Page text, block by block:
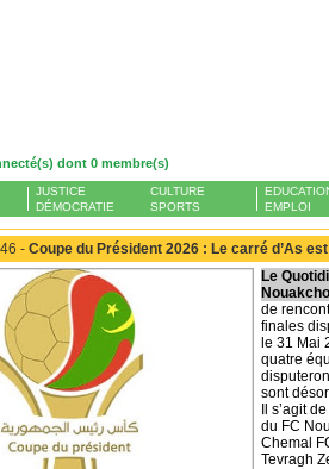
dont 0 membre(s)
JUSTICE
DÉMOCRATIE
CULTURE
SPORTS
EMPLOI
- Coupe du Président 2026 : Le carré d’As
Le
de
finales
le 31 Mai
quatre
sont
Il s’agit
du FC
Chemal
Tevragh